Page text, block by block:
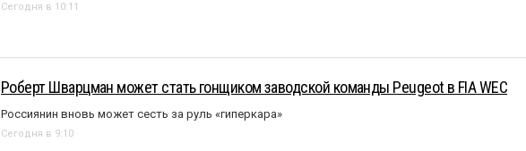
Сегодня в 10:11
Роберт Шварцман может стать гонщиком заводской команды Peugeot в FIA WEC
Россиянин вновь может сесть за руль «гиперкара»
Сегодня в 9:10